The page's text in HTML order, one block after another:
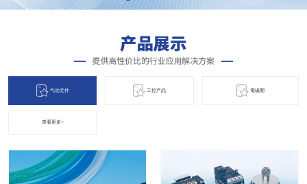
气动元件 工控产品 電磁閞
查看更多+